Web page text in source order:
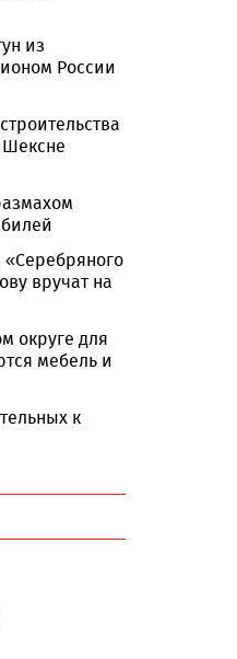
из
России
«Серебряного
вручат на
округе для
мебель и
к
МРТ
774-